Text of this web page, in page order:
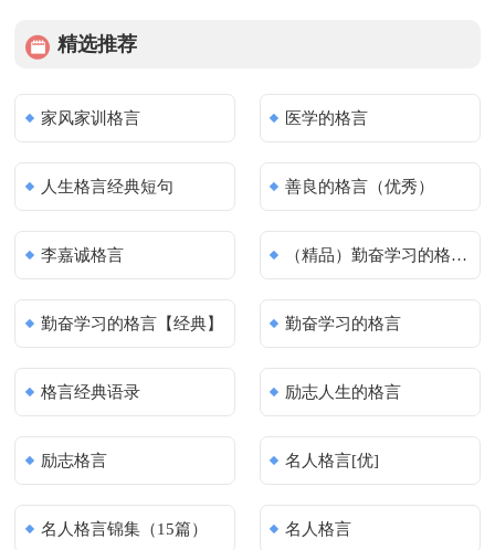
精选推荐
家风家训格言 医学的格言
人生格言经典短句 善良的格言（优秀）
李嘉诚格言 （精品）勤奋学习的格言15篇
勤奋学习的格言【经典】 勤奋学习的格言
格言经典语录 励志人生的格言
励志格言 名人格言[优]
名人格言锦集（15篇） 名人格言